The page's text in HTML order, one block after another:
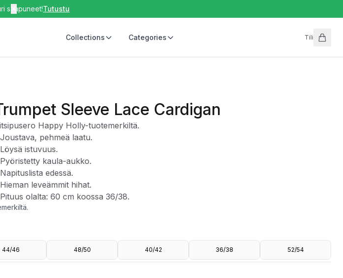
saapuneet!Tutustu
Collections Categories Tili
Sleeve Lace Cardigan
Happy Holly-tuotemerkiltä.
pehmeä laatu.
istuvuus.
kaula-aukko.
edessä.
leveämmit hihat.
olalta: 60 cm koossa 36/38.
44/46 48/50 40/42 36/38 52/54